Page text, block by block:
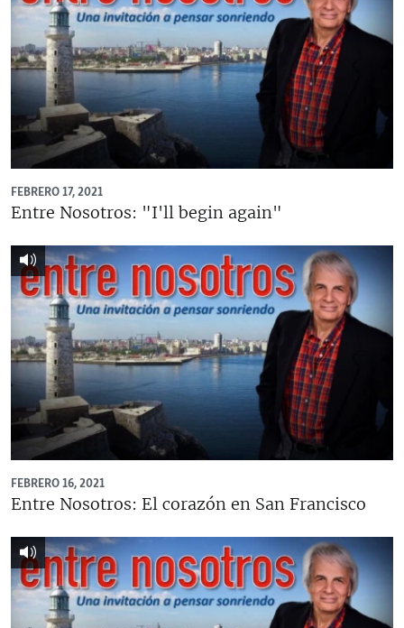
FEBRERO 17, 2021
Entre Nosotros: "I'll begin again"
FEBRERO 16, 2021
Entre Nosotros: El corazón en San Francisco